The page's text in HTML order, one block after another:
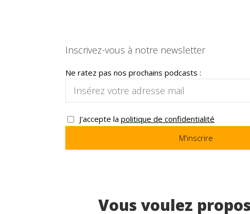
Inscrivez-vous à notre newsletter
Ne ratez pas nos prochains podcasts :
J'accepte la politique de confidentialité
Vous voulez